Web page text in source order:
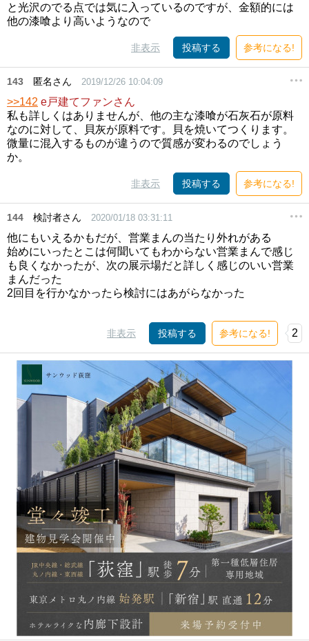
と光沢のでる点では気に入っているのですが、金額的には
他の漆喰より高いようなので
非表示 投稿する 参考になる!
143 匿名さん 2019/12/26 10:04:09
>>142 e戸建てファンさん
私も詳しくはありませんが、他の主な漆喰が石灰石が原料
なのに対して、貝灰が原料です。貝を焼いてつくります。
微量に混入するものが違うので質感が変わるのでしょう
か。
非表示 投稿する 参考になる!
144 検討者さん 2020/01/18 03:31:11
他にもいえるかもだが、営業まんの当たり外れがある
始めにいったとこは何聞いてもわからない営業まんで感じ
も良くなかったが、次の展示場だと詳しく感じのいい営業
まんだった
2回目を行かなかったら検討にはあがらなかった
非表示 投稿する 参考になる! 2